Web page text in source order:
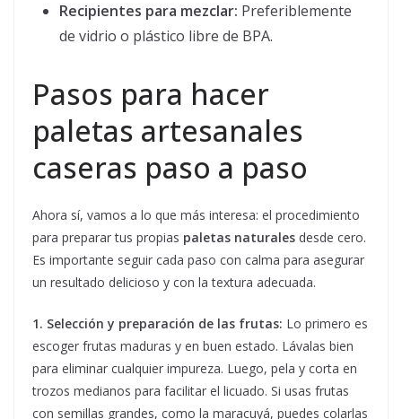
Recipientes para mezclar: Preferiblemente
de vidrio o plástico libre de BPA.
Pasos para hacer
paletas artesanales
caseras paso a paso
Ahora sí, vamos a lo que más interesa: el procedimiento
para preparar tus propias paletas naturales desde cero.
Es importante seguir cada paso con calma para asegurar
un resultado delicioso y con la textura adecuada.
1. Selección y preparación de las frutas: Lo primero es
escoger frutas maduras y en buen estado. Lávalas bien
para eliminar cualquier impureza. Luego, pela y corta en
trozos medianos para facilitar el licuado. Si usas frutas
con semillas grandes, como la maracuyá, puedes colarlas